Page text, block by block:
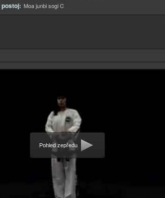
Moa junbi sogi C
Pohled zepředu